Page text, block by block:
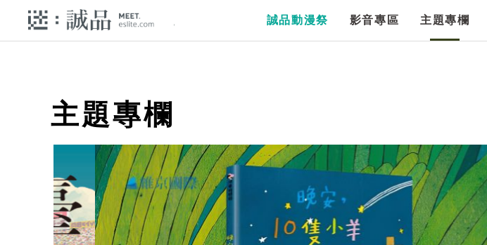
誠品動漫祭 影音專區 主題專欄
主題專欄